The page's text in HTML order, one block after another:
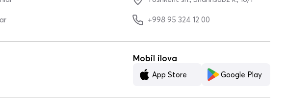
+998 95 324 12 00
Mobil ilova
App Store Google Play